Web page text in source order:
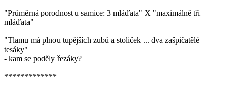
"Průměrná porodnost u samice: 3 mláďata" X "maximálně tři
mláďata"
"Tlamu má plnou tupějších zubů a stoliček ... dva zašpičatělé
tesáky"
- kam se poděly řezáky?
*************